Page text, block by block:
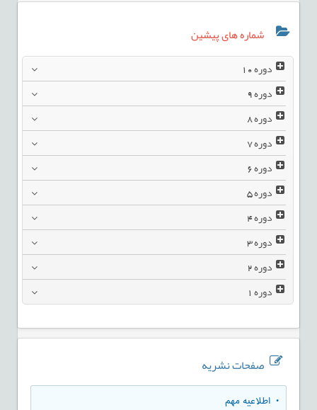
شماره های پیشین
دوره10
دوره9
دوره8
دوره7
دوره6
دوره5
دوره4
دوره3
دوره2
دوره1
صفحات نشریه
• اطلاعیه مهم